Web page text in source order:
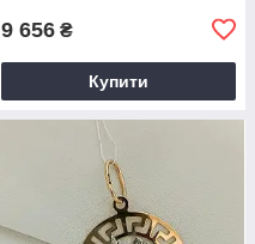
9 656 ₴
Купити